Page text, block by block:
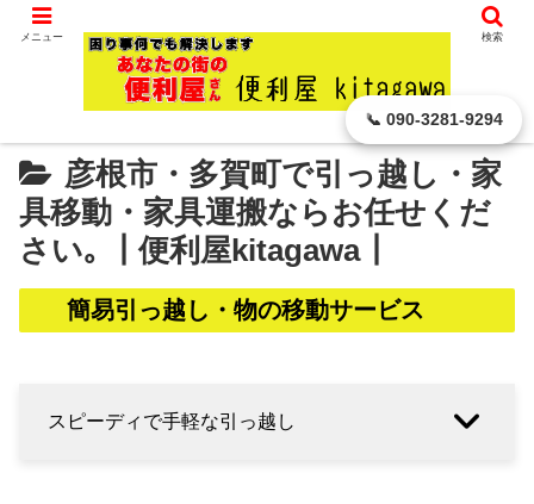
便利屋の お仕事 引っ越し・物の移動
彦根市・多賀町で引っ越し・家
具移動・家具運搬ならお任せくだ
さい｡ ┃便利屋kitagawa┃
簡易引っ越し・物の移動サービス
スピーディで手軽な引っ越し
メニュー 検索
📞 090-3281-9294